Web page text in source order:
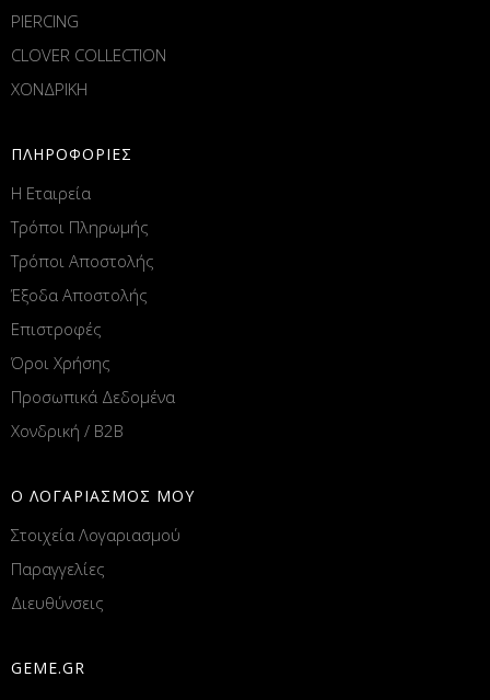
PIERCING
CLOVER COLLECTION
ΧΟΝΔΡΙΚΗ
ΠΛΗΡΟΦΟΡΙΕΣ
Η Εταιρεία
Τρόποι Πληρωμής
Τρόποι Αποστολής
Έξοδα Αποστολής
Επιστροφές
Όροι Χρήσης
Προσωπικά Δεδομένα
Χονδρική / B2B
Ο ΛΟΓΑΡΙΑΣΜΟΣ ΜΟΥ
Στοιχεία Λογαριασμού
Παραγγελίες
Διευθύνσεις
GEME.GR